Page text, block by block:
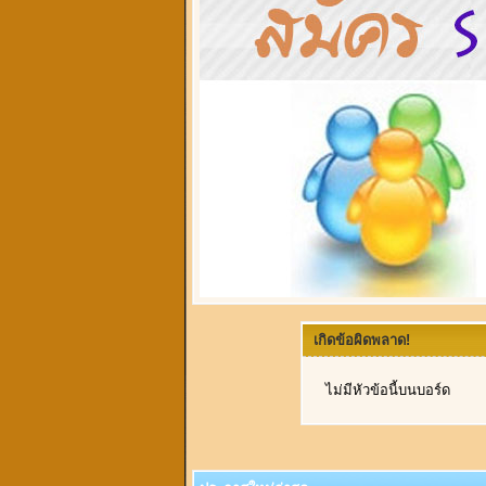
เกิดข้อผิดพลาด!
ไม่มีหัวข้อนี้บนบอร์ด